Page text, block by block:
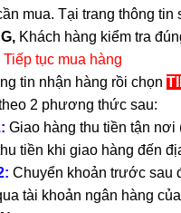
mua. Tại trang thông tin
Khách hàng kiểm tra
tục mua hàng
tin nhận hàng rồi chọn
2 phương thức sau:
Giao hàng thu tiền tận nơi
tiền khi giao hàng đến
Chuyển khoản trước sau
tài khoản ngân hàng